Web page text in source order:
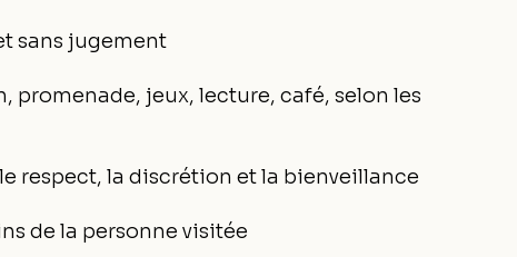
sans jugement
promenade, jeux, lecture, café, selon les
respect, la discrétion et la bienveillance
de la personne visitée